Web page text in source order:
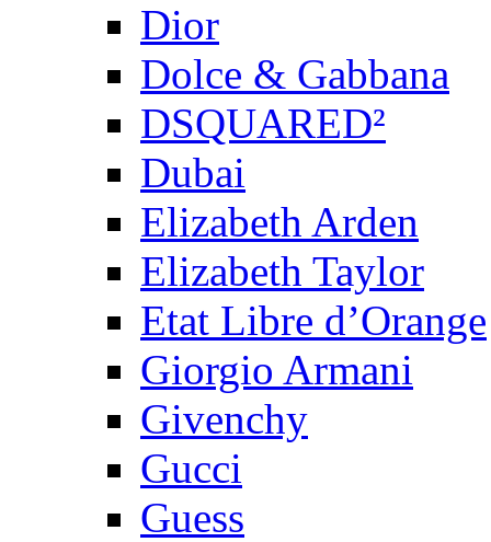
Dior
Dolce & Gabbana
DSQUARED²
Dubai
Elizabeth Arden
Elizabeth Taylor
Etat Libre d’Orange
Giorgio Armani
Givenchy
Gucci
Guess